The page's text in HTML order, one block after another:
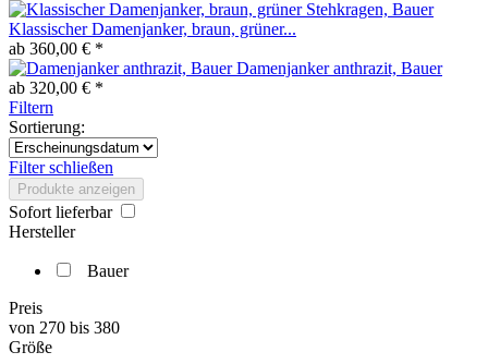
Klassischer Damenjanker, braun, grüner...
ab 360,00 € *
Damenjanker anthrazit, Bauer
ab 320,00 € *
Filtern
Sortierung:
Filter schließen
Produkte anzeigen
Sofort lieferbar
Hersteller
Bauer
Preis
von 270 bis 380
Größe